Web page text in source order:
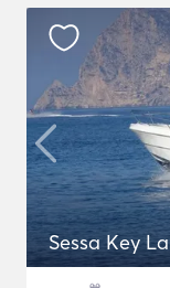
Sessa Key